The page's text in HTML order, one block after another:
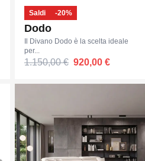
Saldi -20%
Dodo
Il Divano Dodo è la scelta ideale
per...
1.150,00 € 920,00 €